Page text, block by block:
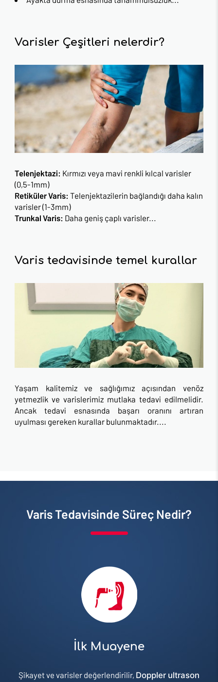
Varisler Çeşitleri nelerdir?
Telenjektazi: Kırmızı veya mavi renkli kılcal varisler
(0,5-1mm)
Retiküler Varis: Telenjektazilerin bağlandığı daha kalın
varisler (1-3mm)
Trunkal Varis: Daha geniş çaplı varisler...
Varis tedavisinde temel kurallar
Yaşam kalitemiz ve sağlığımız açısından venöz
yetmezlik ve varislerimiz mutlaka tedavi edilmelidir.
Ancak tedavi esnasında başarı oranını artıran
uyulması gereken kurallar bulunmaktadır....
Varis Tedavisinde Süreç Nedir?
İlk Muayene
Şikayet ve varisler değerlendirilir, Doppler ultrason